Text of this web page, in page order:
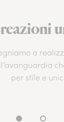
a
per stile e